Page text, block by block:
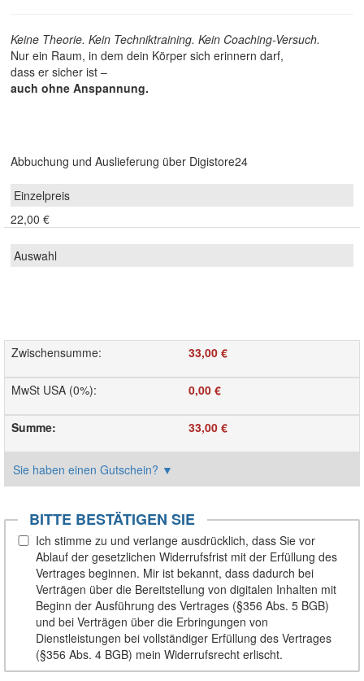
Keine Theorie. Kein Techniktraining. Kein Coaching-Versuch.
Nur ein Raum, in dem dein Körper sich erinnern darf,
dass er sicher ist –
auch ohne Anspannung.
Abbuchung und Auslieferung über Digistore24
22,00 €
Zwischensumme: 33,00 €
MwSt USA (0%): 0,00 €
Summe: 33,00 €
Sie haben einen Gutschein? ▼
BITTE BESTÄTIGEN SIE
Ich stimme zu und verlange ausdrücklich, dass Sie vor
Ablauf der gesetzlichen Widerrufsfrist mit der Erfüllung des
Vertrages beginnen. Mir ist bekannt, dass dadurch bei
Verträgen über die Bereitstellung von digitalen Inhalten mit
Beginn der Ausführung des Vertrages (§356 Abs. 5 BGB)
und bei Verträgen über die Erbringungen von
Dienstleistungen bei vollständiger Erfüllung des Vertrages
(§356 Abs. 4 BGB) mein Widerrufsrecht erlischt.